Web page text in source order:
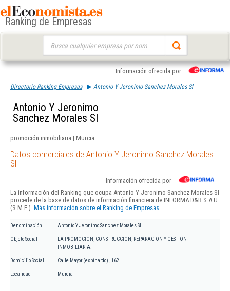
Ranking de Empresas
Información ofrecida por
Directorio Ranking Empresas Antonio Y Jeronimo Sanchez Morales Sl
Antonio Y Jeronimo
Sanchez Morales Sl
promoción inmobiliaria | Murcia
Datos comerciales de Antonio Y Jeronimo Sanchez Morales
Sl
Información ofrecida por
La información del Ranking que ocupa Antonio Y Jeronimo Sanchez Morales Sl
procede de la base de datos de información financiera de INFORMA D&B S.A.U.
(S.M.E.). Más información sobre el Ranking de Empresas.
Denominación Antonio Y Jeronimo Sanchez Morales Sl
Objeto Social
LA PROMOCION, CONSTRUCCION, REPARACION Y GESTION
INMOBILIARIA.
Domicilio Social Calle Mayor (espinardo) , 162
Localidad Murcia